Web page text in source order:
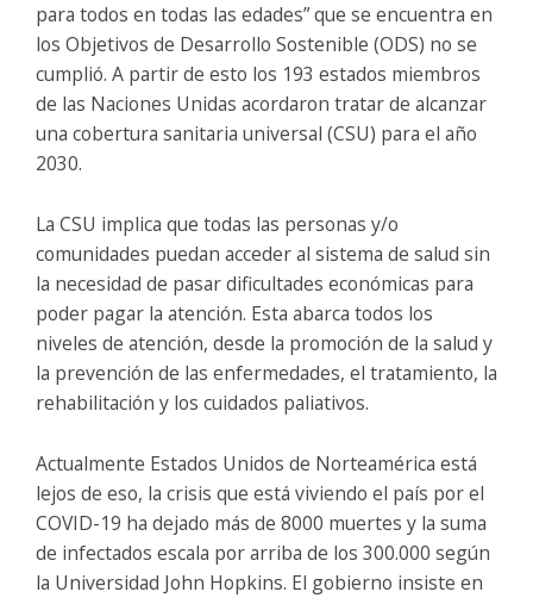
para todos en todas las edades” que se encuentra en
los Objetivos de Desarrollo Sostenible (ODS) no se
cumplió. A partir de esto los 193 estados miembros
de las Naciones Unidas acordaron tratar de alcanzar
una cobertura sanitaria universal (CSU) para el año
2030.
La CSU implica que todas las personas y/o
comunidades puedan acceder al sistema de salud sin
la necesidad de pasar dificultades económicas para
poder pagar la atención. Esta abarca todos los
niveles de atención, desde la promoción de la salud y
la prevención de las enfermedades, el tratamiento, la
rehabilitación y los cuidados paliativos.
Actualmente Estados Unidos de Norteamérica está
lejos de eso, la crisis que está viviendo el país por el
COVID-19 ha dejado más de 8000 muertes y la suma
de infectados escala por arriba de los 300.000 según
la Universidad John Hopkins. El gobierno insiste en